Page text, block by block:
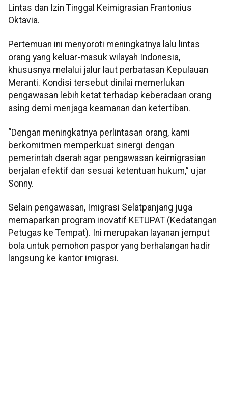
Lintas dan Izin Tinggal Keimigrasian Frantonius
Oktavia.
Pertemuan ini menyoroti meningkatnya lalu lintas
orang yang keluar-masuk wilayah Indonesia,
khususnya melalui jalur laut perbatasan Kepulauan
Meranti. Kondisi tersebut dinilai memerlukan
pengawasan lebih ketat terhadap keberadaan orang
asing demi menjaga keamanan dan ketertiban.
“Dengan meningkatnya perlintasan orang, kami
berkomitmen memperkuat sinergi dengan
pemerintah daerah agar pengawasan keimigrasian
berjalan efektif dan sesuai ketentuan hukum,” ujar
Sonny.
Selain pengawasan, Imigrasi Selatpanjang juga
memaparkan program inovatif KETUPAT (Kedatangan
Petugas ke Tempat). Ini merupakan layanan jemput
bola untuk pemohon paspor yang berhalangan hadir
langsung ke kantor imigrasi.